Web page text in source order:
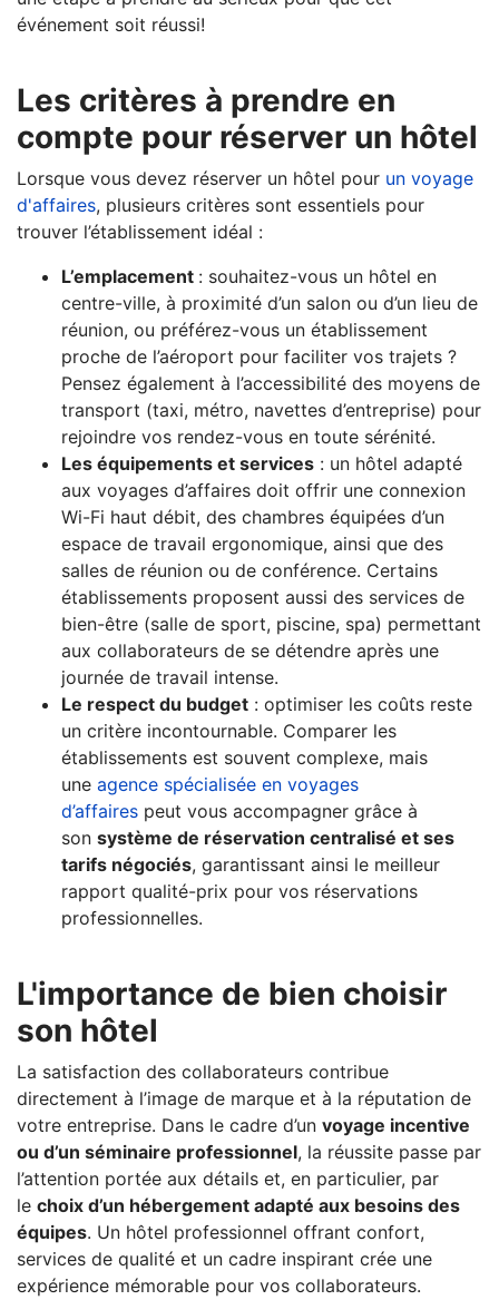
événement soit réussi!
Les critères à prendre en
compte pour réserver un hôtel
Lorsque vous devez réserver un hôtel pour un voyage
d'affaires, plusieurs critères sont essentiels pour
trouver l’établissement idéal :
L’emplacement : souhaitez-vous un hôtel en
centre-ville, à proximité d’un salon ou d’un lieu de
réunion, ou préférez-vous un établissement
proche de l’aéroport pour faciliter vos trajets ?
Pensez également à l’accessibilité des moyens de
transport (taxi, métro, navettes d’entreprise) pour
rejoindre vos rendez-vous en toute sérénité.
Les équipements et services : un hôtel adapté
aux voyages d’affaires doit offrir une connexion
Wi-Fi haut débit, des chambres équipées d’un
espace de travail ergonomique, ainsi que des
salles de réunion ou de conférence. Certains
établissements proposent aussi des services de
bien-être (salle de sport, piscine, spa) permettant
aux collaborateurs de se détendre après une
journée de travail intense.
Le respect du budget : optimiser les coûts reste
un critère incontournable. Comparer les
établissements est souvent complexe, mais
une agence spécialisée en voyages
d’affaires peut vous accompagner grâce à
son système de réservation centralisé et ses
tarifs négociés, garantissant ainsi le meilleur
rapport qualité-prix pour vos réservations
professionnelles.
L'importance de bien choisir
son hôtel
La satisfaction des collaborateurs contribue
directement à l’image de marque et à la réputation de
votre entreprise. Dans le cadre d’un voyage incentive
ou d’un séminaire professionnel, la réussite passe par
l’attention portée aux détails et, en particulier, par
le choix d’un hébergement adapté aux besoins des
équipes. Un hôtel professionnel offrant confort,
services de qualité et un cadre inspirant crée une
expérience mémorable pour vos collaborateurs.